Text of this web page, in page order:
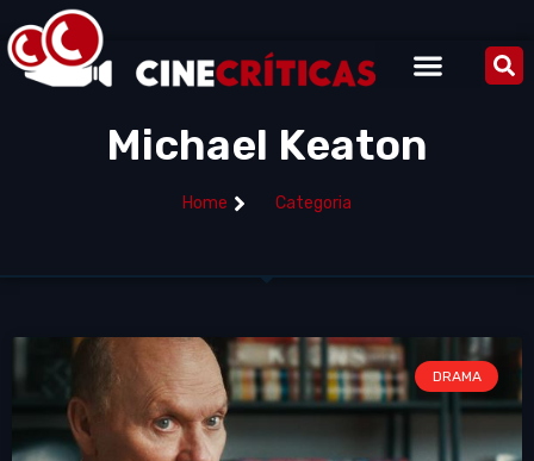
Michael Keaton
Home Categoria
DRAMA